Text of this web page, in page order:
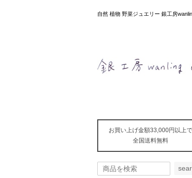
自然 植物 野菜ジュエリー 銀工房
お買い上げ金額33,000円以上で
全国送料無料